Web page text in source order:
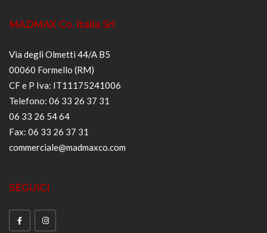
MADMAX Co. Italia Srl
Via degli Olmetti 44/A B5
00060 Formello (RM)
CF e P Iva: IT11175241006
Telefono: 06 33 26 37 31
06 33 26 54 64
Fax: 06 33 26 37 31
commerciale@madmaxco.com
SEGUICI